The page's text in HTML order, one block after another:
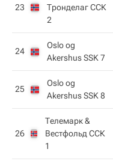
23
Тронделаг ССК
2
24
Oslo og
Akershus SSK 7
25
Oslo og
Akershus SSK 8
26
Телемарк &
Вестфольд ССК
1